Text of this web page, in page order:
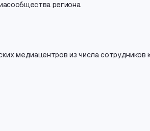
региона.
медиацентров из числа сотрудников